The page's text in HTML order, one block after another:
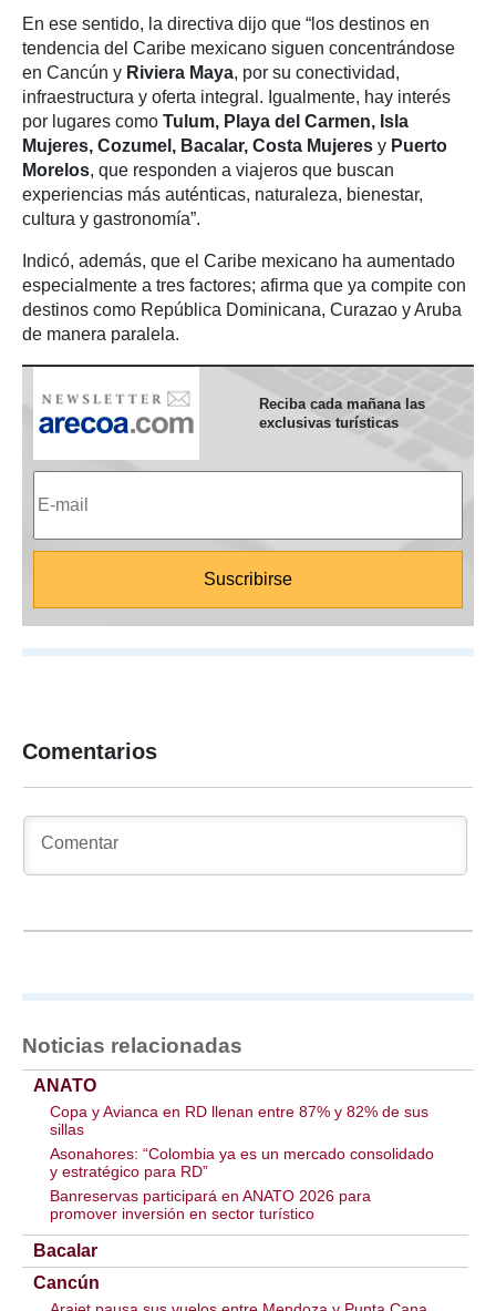
En ese sentido, la directiva dijo que “los destinos en
tendencia del Caribe mexicano siguen concentrándose
en Cancún y Riviera Maya, por su conectividad,
infraestructura y oferta integral. Igualmente, hay interés
por lugares como Tulum, Playa del Carmen, Isla
Mujeres, Cozumel, Bacalar, Costa Mujeres y Puerto
Morelos, que responden a viajeros que buscan
experiencias más auténticas, naturaleza, bienestar,
cultura y gastronomía”.
Indicó, además, que el Caribe mexicano ha aumentado
especialmente a tres factores; afirma que ya compite con
destinos como República Dominicana, Curazao y Aruba
de manera paralela.
Reciba cada mañana las
exclusivas turísticas
Comentarios
Noticias relacionadas
ANATO
Copa y Avianca en RD llenan entre 87% y 82% de sus
sillas
Asonahores: “Colombia ya es un mercado consolidado
y estratégico para RD”
Banreservas participará en ANATO 2026 para
promover inversión en sector turístico
Bacalar
Cancún